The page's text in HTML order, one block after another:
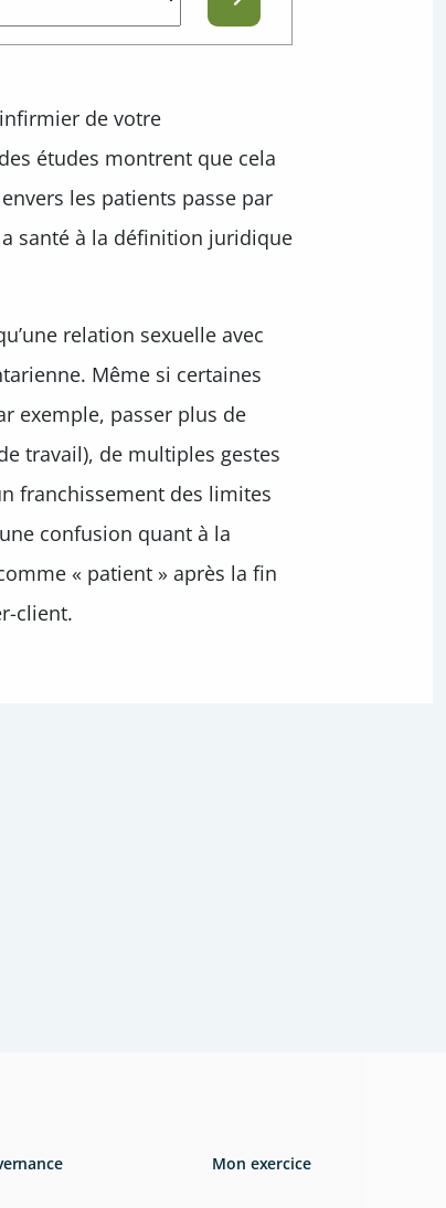
de votre
études montrent que cela
les patients passe par
santé à la définition juridique
relation sexuelle avec
Même si certaines
exemple, passer plus de
travail), de multiples gestes
franchissement des limites
confusion quant à la
« patient » après la fin
client.
Mon exercice